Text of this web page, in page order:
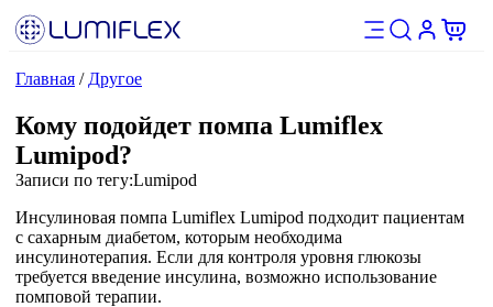
Главная / Другое
Кому подойдет помпа Lumiflex
Lumipod?
Записи по тегу:Lumipod
Инсулиновая помпа Lumiflex Lumipod подходит пациентам
с сахарным диабетом, которым необходима
инсулинотерапия. Если для контроля уровня глюкозы
требуется введение инсулина, возможно использование
помповой терапии.